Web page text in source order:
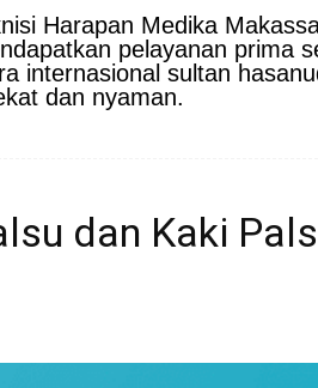
Harapan Medika
pelayanan prima
internasional sultan
dan nyaman.
dan Kaki